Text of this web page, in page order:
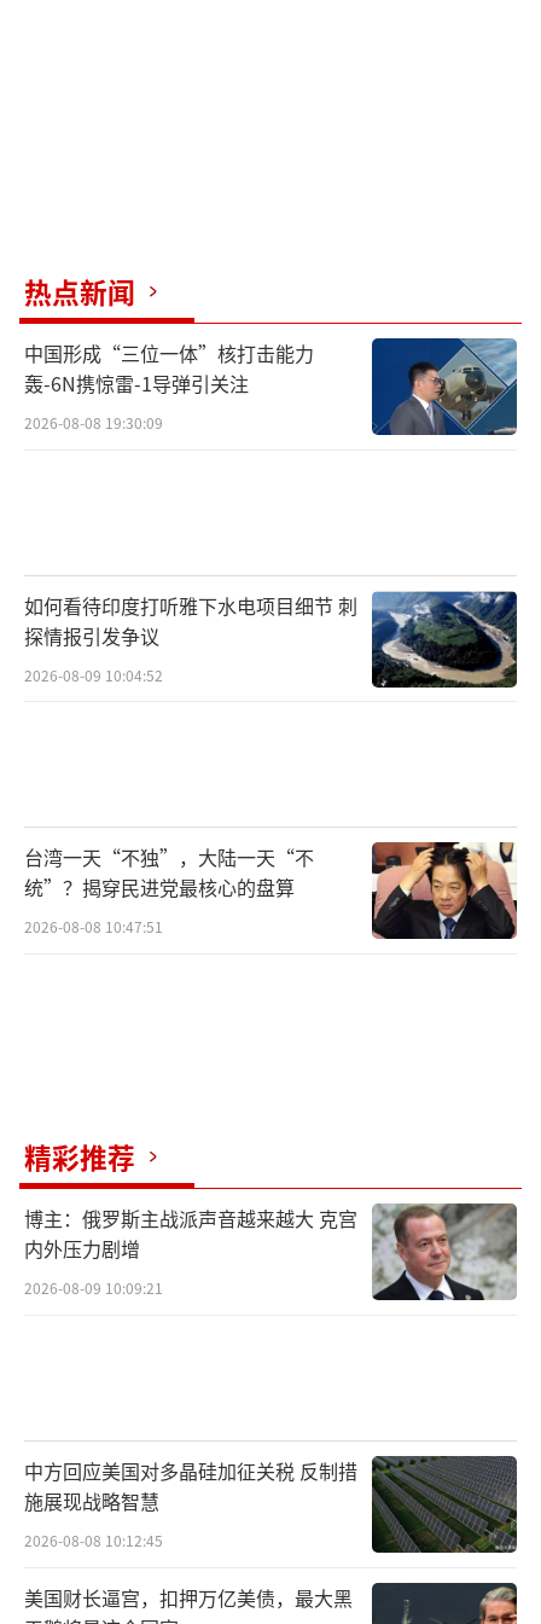
热点新闻
中国形成“三位一体”核打击能力
轰-6N携惊雷-1导弹引关注
2026-08-08 19:30:09
如何看待印度打听雅下水电项目细节 刺
探情报引发争议
2026-08-09 10:04:52
台湾一天“不独”，大陆一天“不
统”？揭穿民进党最核心的盘算
2026-08-08 10:47:51
精彩推荐
博主：俄罗斯主战派声音越来越大 克宫
内外压力剧增
2026-08-09 10:09:21
中方回应美国对多晶硅加征关税 反制措
施展现战略智慧
2026-08-08 10:12:45
美国财长逼宫，扣押万亿美债，最大黑